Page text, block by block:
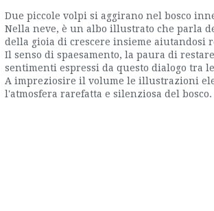
Due piccole volpi si aggirano nel bosco
Nella neve, è un albo illustrato che parla
della gioia di crescere insieme aiutandosi
Il senso di spaesamento, la paura di
sentimenti espressi da questo dialogo tra
A impreziosire il volume le illustrazioni
l'atmosfera rarefatta e silenziosa del bosco.